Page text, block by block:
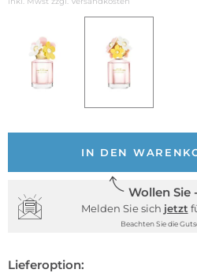
IN DEN
Wollen Sie
Melden Sie sich jetzt
Beachten Sie die
Lieferoption: